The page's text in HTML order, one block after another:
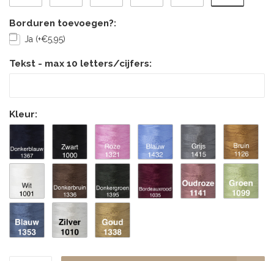
Borduren toevoegen?:
Ja (+€5,95)
Tekst - max 10 letters/cijfers:
Kleur: